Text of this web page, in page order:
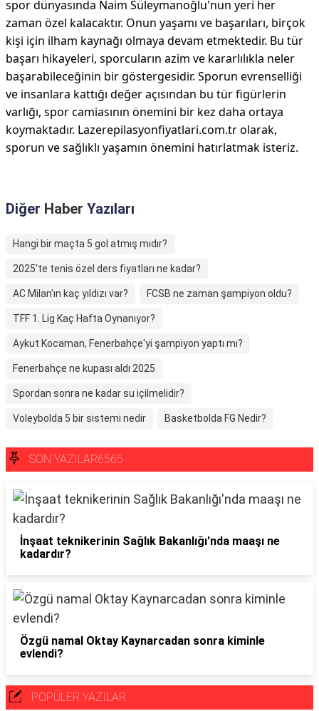
spor dünyasında Naim Süleymanoğlu'nun yeri her
zaman özel kalacaktır. Onun yaşamı ve başarıları, birçok
kişi için ilham kaynağı olmaya devam etmektedir. Bu tür
başarı hikayeleri, sporcuların azim ve kararlılıkla neler
başarabileceğinin bir göstergesidir. Sporun evrenselliği
ve insanlara kattığı değer açısından bu tür figürlerin
varlığı, spor camiasının önemini bir kez daha ortaya
koymaktadır. Lazerepilasyonfiyatlari.com.tr olarak,
sporun ve sağlıklı yaşamın önemini hatırlatmak isteriz.
Diğer Haber Yazıları
Hangi bir maçta 5 gol atmış mıdır?
2025'te tenis özel ders fiyatları ne kadar?
AC Milan'ın kaç yıldızı var? FCSB ne zaman şampiyon oldu?
TFF 1. Lig Kaç Hafta Oynanıyor?
Aykut Kocaman, Fenerbahçe'yi şampiyon yaptı mı?
Fenerbahçe ne kupası aldı 2025
Spordan sonra ne kadar su içilmelidir?
Voleybolda 5 bir sistemi nedir Basketbolda FG Nedir?
SON YAZILAR6565
İnşaat teknikerinin Sağlık Bakanlığı'nda maaşı ne
kadardır?
Özgü namal Oktay Kaynarcadan sonra kiminle
evlendi?
POPÜLER YAZILAR